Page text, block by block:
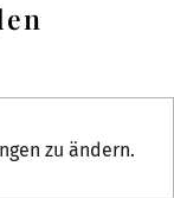
zu ändern.